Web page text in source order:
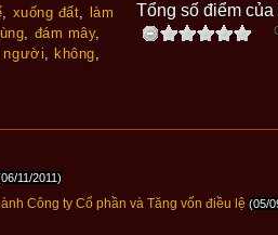
, xuống đất,
làm
, đám mây,
người, không,
Tổng số điểm
11/2011)
Công ty Cổ phần và Tăng vốn điều lệ (05/